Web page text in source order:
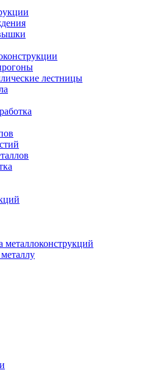
лестницы
металлоконструкций